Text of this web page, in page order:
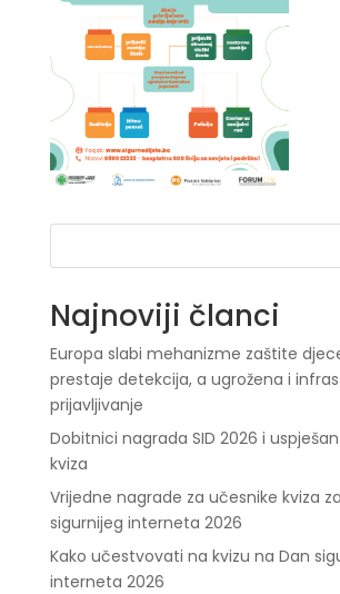
Najnoviji članci
Europa slabi mehanizme zaštite
prestaje detekcija, a ugrožena i
prijavljivanje
Dobitnici nagrada SID 2026 i
kviza
Vrijedne nagrade za učesnike kviza
sigurnijeg interneta 2026
Kako učestvovati na kvizu na Dan
interneta 2026